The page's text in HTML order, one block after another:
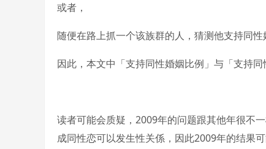
或者，
随便在路上抓一个该族群的人，猜测他支持同性
因此，本文中「支持同性婚姻比例」与「支持同
读者可能会质疑，2009年的问题跟其他年很不
成同性恋可以发生性关係，因此2009年的结果